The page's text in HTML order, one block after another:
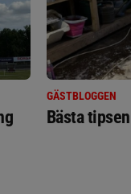
GÄSTBLOGGEN
Bästa